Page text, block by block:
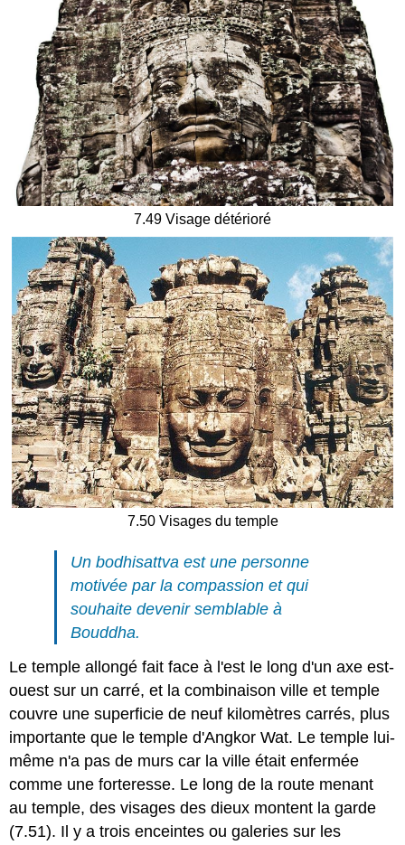
7.49 Visage détérioré
7.50 Visages du temple
Un bodhisattva est une personne
motivée par la compassion et qui
souhaite devenir semblable à
Bouddha.
Le temple allongé fait face à l'est le long d'un axe est-
ouest sur un carré, et la combinaison ville et temple
couvre une superficie de neuf kilomètres carrés, plus
importante que le temple d'Angkor Wat. Le temple lui-
même n'a pas de murs car la ville était enfermée
comme une forteresse. Le long de la route menant
au temple, des visages des dieux montent la garde
(7.51). Il y a trois enceintes ou galeries sur les